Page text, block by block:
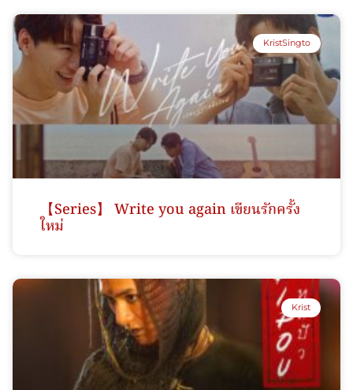
KristSingto
【Series】 Write you again เขียนรักครั้ง
ใหม่
Krist